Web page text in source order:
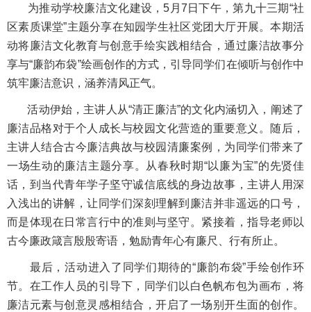
为推动学校廉洁文化建设，5月7日下午，第九十三期“社
区素质课堂”主题分享在知园学生社区党团大厅开展。本期活
动将廉洁文化教育与创意手绘实践相结合，通过廉洁故事分
享与“廉韵布袋”绘画创作的方式，引导同学们在倾听与创作中
筑牢廉洁意识，涵养清风正气。
活动伊始，主讲人从“清正廉洁”的文化内涵切入，阐述了
廉洁品格对于个人成长与校园文化营造的重要意义。随后，
主讲人结合古今廉洁典故与校园清廉案例，为同学们带来了
一场生动的廉洁主题分享。从春秋时期“以廉为宝”的先贤佳
话，到当代青年学子坚守诚信底线的身边故事，主讲人用深
入浅出的讲解，让同学们深刻理解到廉洁并非遥远的口号，
而是体现在日常言行中的准则与坚守。紧接着，指导老师以
古今廉政箴言殷殷寄语，勉励青年心有廉尺、行有所止。
最后，活动进入了同学们期待的“廉韵布袋”手绘创作环
节。在工作人员的引导下，同学们以白色帆布包为画布，将
廉洁元素与创意灵感相结合，开启了一场别开生面的创作。